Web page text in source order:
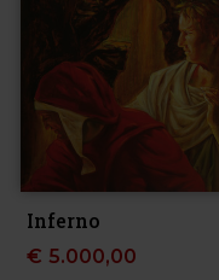
Inferno
€ 5.000,00